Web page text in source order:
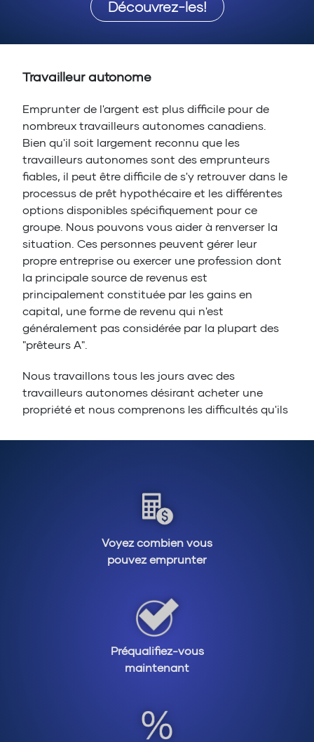
Découvrez-les!
Travailleur autonome
Emprunter de l'argent est plus difficile pour de
nombreux travailleurs autonomes canadiens.
Bien qu'il soit largement reconnu que les
travailleurs autonomes sont des emprunteurs
fiables, il peut être difficile de s'y retrouver dans le
processus de prêt hypothécaire et les différentes
options disponibles spécifiquement pour ce
groupe. Nous pouvons vous aider à renverser la
situation. Ces personnes peuvent gérer leur
propre entreprise ou exercer une profession dont
la principale source de revenus est
principalement constituée par les gains en
capital, une forme de revenu qui n'est
généralement pas considérée par la plupart des
"prêteurs A".
Nous travaillons tous les jours avec des
travailleurs autonomes désirant acheter une
propriété et nous comprenons les difficultés qu'ils
hypothécaire, surtout s'ils ne disposent pas d’une
hypothécaires et ont accès à de multiples
options, y compris des produits hypothécaires
conçus spécialement pour les travailleurs
autonomes. Ils peuvent déterminer quels prêteurs
ont des conditions et des exigences plus
taux et les meilleures conditions possibles.
plus il est judicieux de faire appel à un courtier
hypothécaire expérimenté qui peut vous aider à
objectifs à court terme et votre plan financier à
long terme. Avant tout, il vous permet de rester
Voyez combien vous
pouvez emprunter
Préqualifiez-vous
maintenant